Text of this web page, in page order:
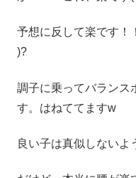
予想に反して楽です！
)?
調子に乗ってバランス
す。はねててますw
良い子は真似しないよ